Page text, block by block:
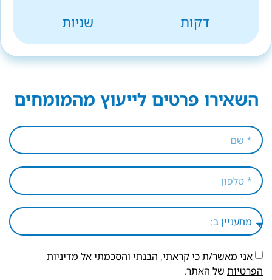
דקות
שניות
השאירו פרטים לייעוץ מהמומחים
אני מאשר/ת כי קראתי, הבנתי והסכמתי אל מדיניות
הפרטיות של האתר.